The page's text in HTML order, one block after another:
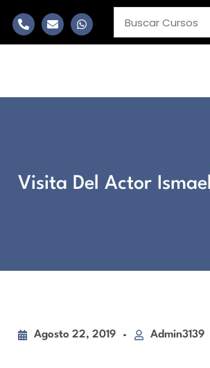
Visita Del Actor
Agosto 22, 2019 Admin3139